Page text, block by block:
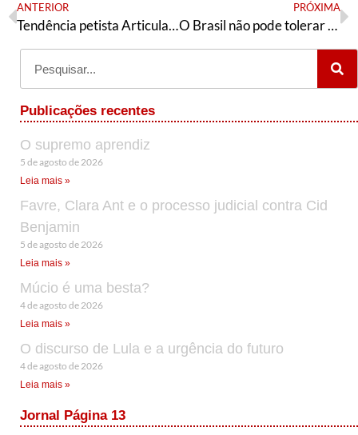
ANTERIOR
Tendência petista Articulação de Esquerda divulga texto base de sua plenária sindical
PRÓXIMA
O Brasil não pode tolerar o atentado contra Lula
Publicações recentes
O supremo aprendiz
5 de agosto de 2026
Leia mais »
Favre, Clara Ant e o processo judicial contra Cid
Benjamin
5 de agosto de 2026
Leia mais »
Múcio é uma besta?
4 de agosto de 2026
Leia mais »
O discurso de Lula e a urgência do futuro
4 de agosto de 2026
Leia mais »
Jornal Página 13